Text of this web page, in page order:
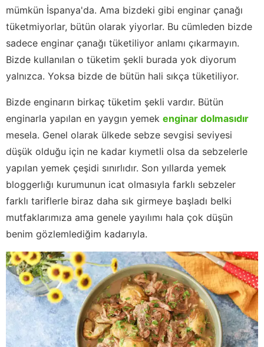
mümkün İspanya'da. Ama bizdeki gibi enginar çanağı
tüketmiyorlar, bütün olarak yiyorlar. Bu cümleden bizde
sadece enginar çanağı tüketiliyor anlamı çıkarmayın.
Bizde kullanılan o tüketim şekli burada yok diyorum
yalnızca. Yoksa bizde de bütün hali sıkça tüketiliyor.
Bizde enginarın birkaç tüketim şekli vardır. Bütün
enginarla yapılan en yaygın yemek enginar dolmasıdır
mesela. Genel olarak ülkede sebze sevgisi seviyesi
düşük olduğu için ne kadar kıymetli olsa da sebzelerle
yapılan yemek çeşidi sınırlıdır. Son yıllarda yemek
bloggerlığı kurumunun icat olmasıyla farklı sebzeler
farklı tariflerle biraz daha sık girmeye başladı belki
mutfaklarımıza ama genele yayılımı hala çok düşün
benim gözlemlediğim kadarıyla.